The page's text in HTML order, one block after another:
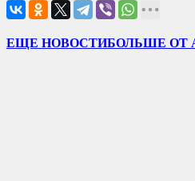
ЕЩЕ НОВОСТИБОЛЬШЕ ОТ